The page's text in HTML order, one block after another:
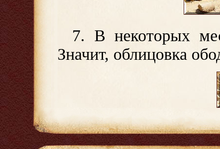
7. В некоторых
Значит, облицовка